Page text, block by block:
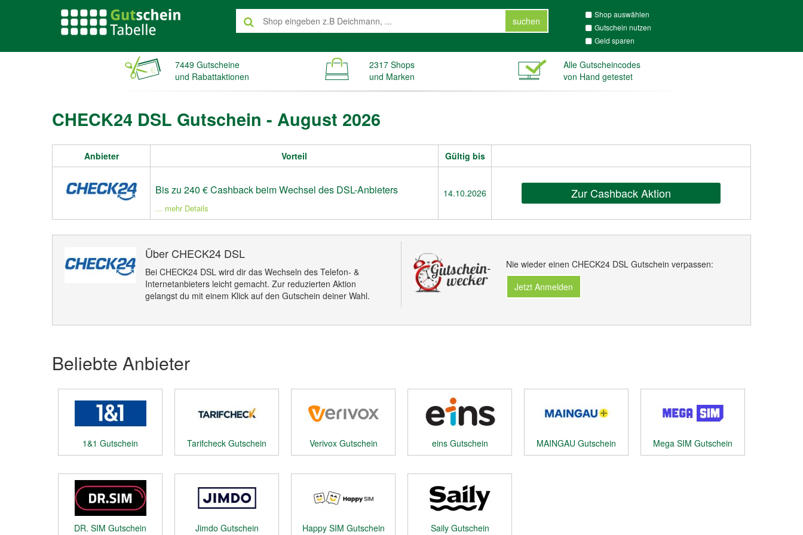
suchen
Shop auswählen
Gutschein nutzen
Geld sparen
7449 Gutscheine
und Rabattaktionen
2317 Shops
und Marken
Alle Gutscheincodes
von Hand getestet
CHECK24 DSL Gutschein - August 2026
Anbieter Vorteil Gültig bis
Bis zu 240 € Cashback beim Wechsel des DSL-Anbieters
... mehr Details
14.10.2026 Zur Cashback Aktion
Über CHECK24 DSL
Bei CHECK24 DSL wird dir das Wechseln des Telefon- &
Internetanbieters leicht gemacht. Zur reduzierten Aktion
gelangst du mit einem Klick auf den Gutschein deiner Wahl.
Nie wieder einen CHECK24 DSL Gutschein verpassen:
Jetzt Anmelden
Beliebte Anbieter
1&1 Gutschein Tarifcheck Gutschein Verivox Gutschein eins Gutschein MAINGAU Gutschein Mega SIM Gutschein
DR. SIM Gutschein Jimdo Gutschein Happy SIM Gutschein Saily Gutschein